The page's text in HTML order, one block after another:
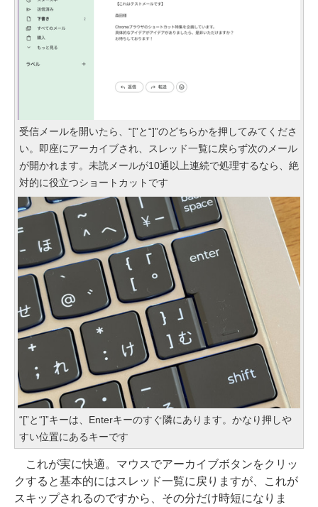
受信メールを開いたら、“[”と“]”のどちらかを押してみてくださ
い。即座にアーカイブされ、スレッド一覧に戻らず次のメール
が開かれます。未読メールが10通以上連続で処理するなら、絶
対的に役立つショートカットです
“[”と“]”キーは、Enterキーのすぐ隣にあります。かなり押しや
すい位置にあるキーです
これが実に快適。マウスでアーカイブボタンをクリッ
クすると基本的にはスレッド一覧に戻りますが、これが
スキップされるのですから、その分だけ時短になりま